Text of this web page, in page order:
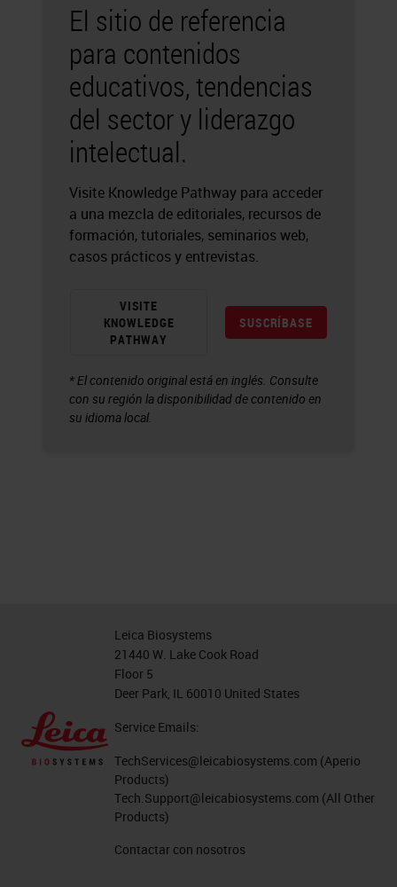
El sitio de referencia
para contenidos
educativos, tendencias
del sector y liderazgo
intelectual.
Visite Knowledge Pathway para acceder
a una mezcla de editoriales, recursos de
formación, tutoriales, seminarios web,
casos prácticos y entrevistas.
VISITE
KNOWLEDGE
PATHWAY
SUSCRÍBASE
* El contenido original está en inglés. Consulte
con su región la disponibilidad de contenido en
su idioma local.
Leica Biosystems
21440 W. Lake Cook Road
Floor 5
Deer Park, IL 60010 United States
Service Emails:
TechServices@leicabiosystems.com (Aperio
Products)
Tech.Support@leicabiosystems.com (All Other
Products)
Contactar con nosotros